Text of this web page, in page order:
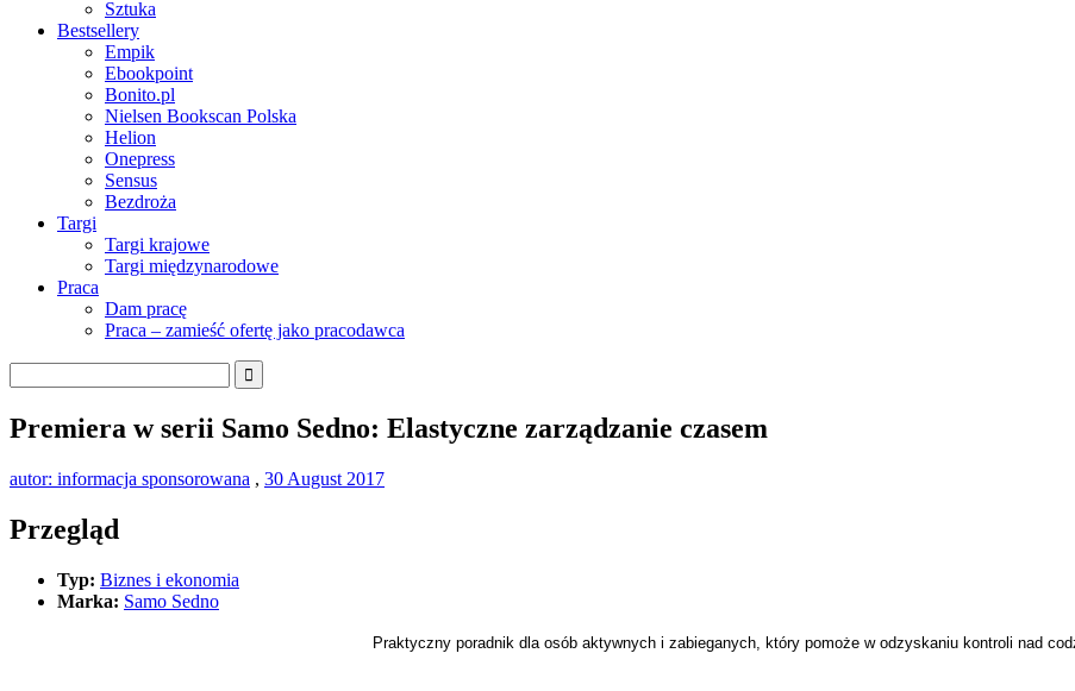
Sztuka
Bestsellery
Empik
Ebookpoint
Bonito.pl
Nielsen Bookscan Polska
Helion
Onepress
Sensus
Bezdroża
Targi
Targi krajowe
Targi międzynarodowe
Praca
Dam pracę
Praca – zamieść ofertę jako pracodawca
Premiera w serii Samo Sedno: Elastyczne zarządzanie czasem
autor: informacja sponsorowana , 30 August 2017
Przegląd
Typ: Biznes i ekonomia
Marka: Samo Sedno
Praktyczny poradnik dla osób aktywnych i zabieganych, który pomoże w odzyskaniu kontroli nad